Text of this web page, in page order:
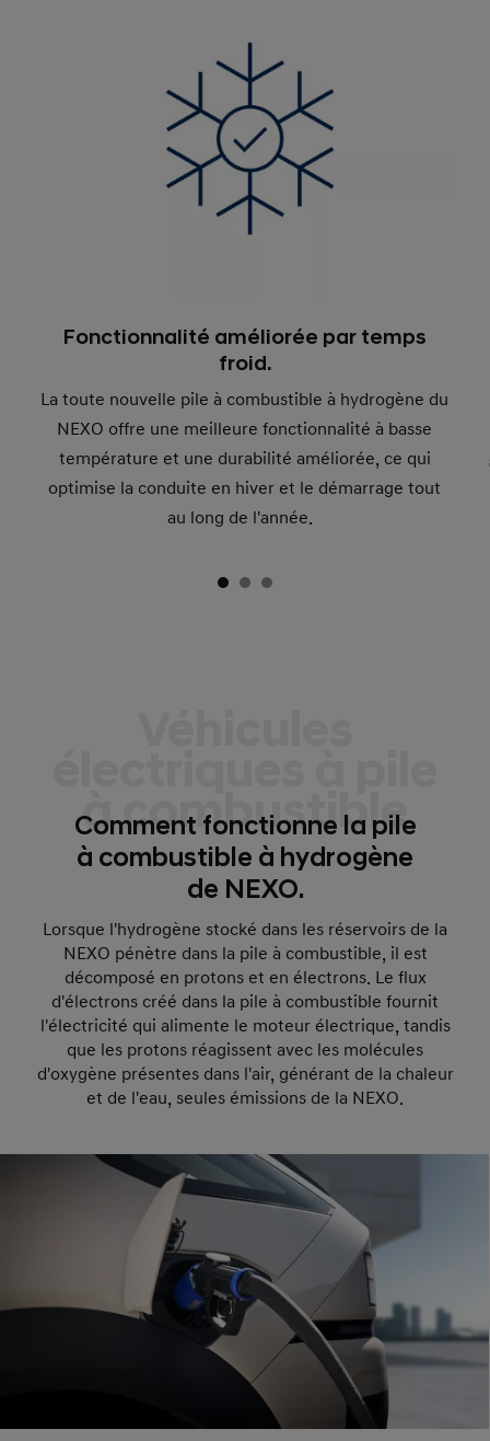
Fonctionnalité améliorée par temps
froid.
La toute nouvelle pile à combustible à hydrogène du
NEXO offre une meilleure fonctionnalité à basse
température et une durabilité améliorée, ce qui
optimise la conduite en hiver et le démarrage tout
au long de l'année.
à combustible
Comment fonctionne la pile
à combustible à hydrogène
de NEXO.
Lorsque l'hydrogène stocké dans les réservoirs de la
NEXO pénètre dans la pile à combustible, il est
décomposé en protons et en électrons. Le flux
d'électrons créé dans la pile à combustible fournit
l'électricité qui alimente le moteur électrique, tandis
que les protons réagissent avec les molécules
d'oxygène présentes dans l'air, générant de la chaleur
et de l'eau, seules émissions de la NEXO.